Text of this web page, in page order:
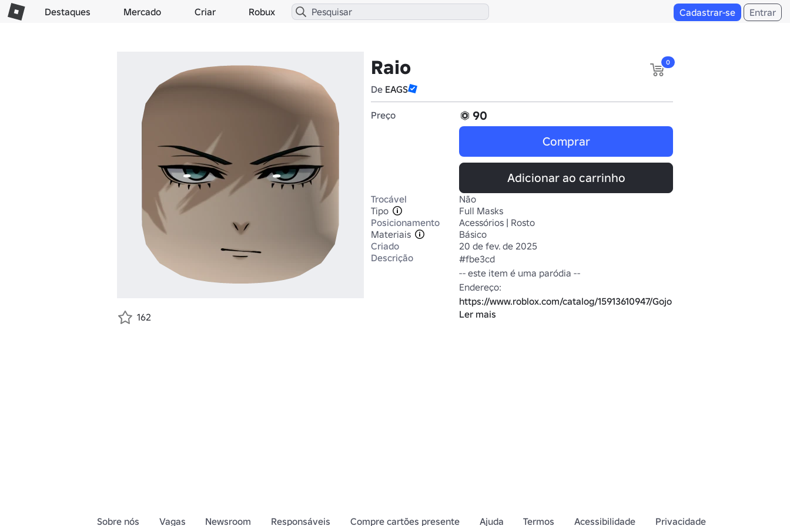
Destaques Mercado Criar Robux Cadastrar-se Entrar
Raio
De EAGS
0
Preço
90
Comprar
Adicionar ao carrinho
Trocável
Não
Tipo
Full Masks
Posicionamento
Acessórios | Rosto
Materiais
Básico
Criado
20 de fev. de 2025
Descrição
#fbe3cd
-- este item é uma paródia --
https://www.roblox.com/catalog/15913610947/Gojo
Ler mais
162
Sobre nós Vagas Newsroom Responsáveis Compre cartões presente Ajuda Termos Acessibilidade Privacidade